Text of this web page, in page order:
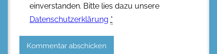
einverstanden. Bitte lies dazu unsere
Datenschutzerklärung *